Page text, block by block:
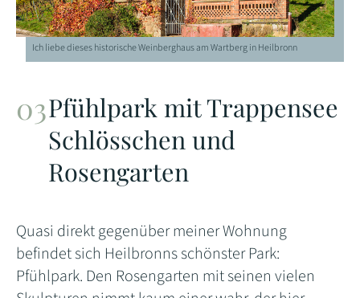
Ich liebe dieses historische Weinberghaus am Wartberg in Heilbronn
Pfühlpark mit Trappensee
Schlösschen und
Rosengarten
Quasi direkt gegenüber meiner Wohnung
befindet sich Heilbronns schönster Park:
Pfühlpark. Den Rosengarten mit seinen vielen